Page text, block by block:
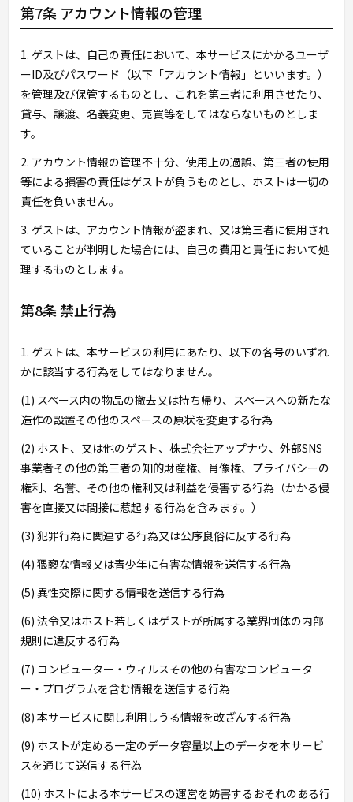
第7条 アカウント情報の管理
1. ゲストは、自己の責任において、本サービスにかかるユーザ
ーID及びパスワード（以下「アカウント情報」といいます。）
を管理及び保管するものとし、これを第三者に利用させたり、
貸与、譲渡、名義変更、売買等をしてはならないものとしま
す。
2. アカウント情報の管理不十分、使用上の過誤、第三者の使用
等による損害の責任はゲストが負うものとし、ホストは一切の
責任を負いません。
3. ゲストは、アカウント情報が盗まれ、又は第三者に使用され
ていることが判明した場合には、自己の費用と責任において処
理するものとします。
第8条 禁止行為
1. ゲストは、本サービスの利用にあたり、以下の各号のいずれ
かに該当する行為をしてはなりません。
(1) スペース内の物品の撤去又は持ち帰り、スペースへの新たな
造作の設置その他のスペースの原状を変更する行為
(2) ホスト、又は他のゲスト、株式会社アップナウ、外部SNS
事業者その他の第三者の知的財産権、肖像権、プライバシーの
権利、名誉、その他の権利又は利益を侵害する行為（かかる侵
害を直接又は間接に惹起する行為を含みます。）
(3) 犯罪行為に関連する行為又は公序良俗に反する行為
(4) 猥褻な情報又は青少年に有害な情報を送信する行為
(5) 異性交際に関する情報を送信する行為
(6) 法令又はホスト若しくはゲストが所属する業界団体の内部
規則に違反する行為
(7) コンピューター・ウィルスその他の有害なコンピュータ
ー・プログラムを含む情報を送信する行為
(8) 本サービスに関し利用しうる情報を改ざんする行為
(9) ホストが定める一定のデータ容量以上のデータを本サービ
スを通じて送信する行為
(10) ホストによる本サービスの運営を妨害するおそれのある行